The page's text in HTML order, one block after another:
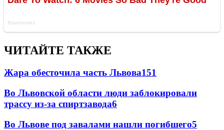
ЧИТАЙТЕ ТАКЖЕ
Жара обесточила часть Львова151
Во Львовской области люди заблокировали
трассу из-за спиртзавода6
Во Львове под завалами нашли погибшего5